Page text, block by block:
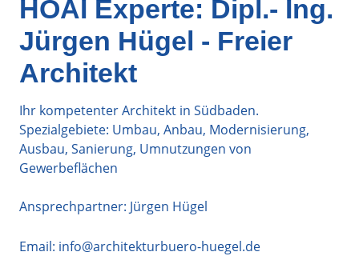
HOAI Experte: Dipl.- Ing.
Jürgen Hügel - Freier
Architekt
Ihr kompetenter Architekt in Südbaden.
Spezialgebiete: Umbau, Anbau, Modernisierung,
Ausbau, Sanierung, Umnutzungen von
Gewerbeflächen
Ansprechpartner: Jürgen Hügel
Email: info@architekturbuero-huegel.de